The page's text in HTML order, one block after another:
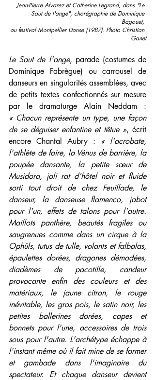
Jean-Pierre Alvarez et Catherine Legrand, dans "Le
Saut de l'ange", chorégraphie de Dominique
Bagouet,
au festival Montpellier Danse (1987). Photo Christian
Ganet
Le Saut de l'ange, parade (costumes de
Dominique Fabrègue) ou carrousel de
danseurs en singularités assemblées, avec
de petits textes confectionnés sur mesure
« Chacun représente un type, une façon
de se déguiser enfantine et têtue », écrit
encore Chantal Aubry : « l'acrobate,
l'athlète de foire, la Vénus de barrière, la
poupée dansante, la petite sœur de
Musidora, joli rat d’hôtel noir et fluide
sorti tout droit de chez Feuillade, le
danseur, la danseuse flamenco, jabot
pour l'un, effets de talons pour l'autre.
Maillots panthère, beautés fragiles ou
saugrenues comme dans un cirque à la
Ophüls, tutus de tulle, volants et falbalas,
épaulettes dorées, dragones démodées,
diadèmes de pacotille, candeur
provocante enfin des couleurs et des
matériaux, le jaune citron, le rouge
inévitable, les gros pois, le satin noir, les
petites ballerines dorées, capes et
bonnets pour l'une, accessoires de trois
sous pour l'autre. L'archétype échappe à
l'instant même où il fait mine de se former
et gambade dans l'imaginaire du
spectateur. Et chaque danseur devient